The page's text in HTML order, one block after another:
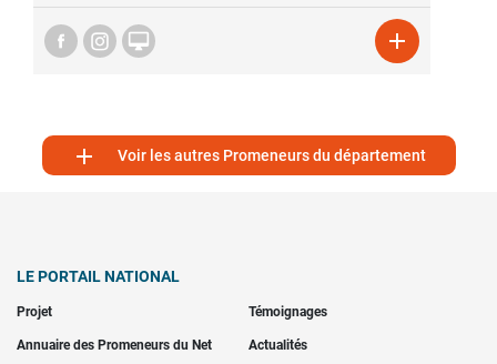
 
 Voir les autres Promeneurs du département
LE PORTAIL NATIONAL
Projet Témoignages
Annuaire des Promeneurs du Net Actualités